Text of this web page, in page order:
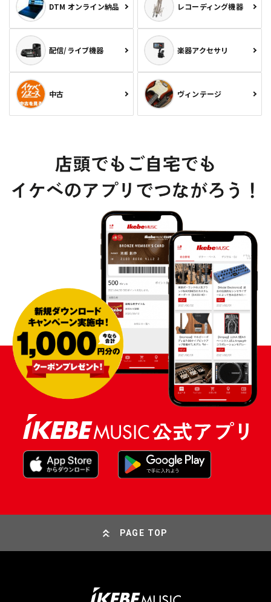
DTM オンライン納品 レコーディング機器
配信/ライブ機器 楽器アクセサリ
中古 ヴィンテージ
PAGE TOP